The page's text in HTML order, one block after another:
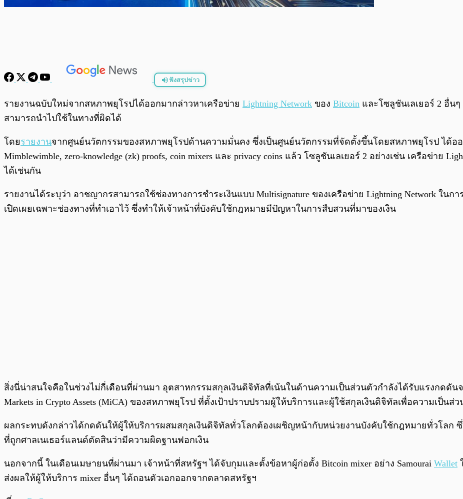
ฟังสรุปข่าว
พร้อมเล่น
รายงานฉบับใหม่จากสหภาพยุโรปได้ออกมากล่าวหาเครือข่าย Lightning Network ของ Bitcoin และโซลูชันเลเยอร์ 2 อื่น
สามารถนำไปใช้ในทางที่ผิดได้
โดยรายงานจากศูนย์นวัตกรรมของสหภาพยุโรปด้านความมั่นคง ซึ่งเป็นศูนย์นวัตกรรมที่จัดตั้งขึ้นโดยสหภาพยุโรป ได้อ
Mimblewimble, zero-knowledge (zk) proofs, coin mixers และ privacy coins แล้ว โซลูชันเลเยอร์ 2 อย่างเช่น เครือข่าย
ได้เช่นกัน
รายงานได้ระบุว่า อาชญากรสามารถใช้ช่องทางการชำระเงินแบบ Multisignature ของเครือข่าย Lightning Network ใ
เปิดเผยเฉพาะช่องทางที่ทำเอาไว้ ซึ่งทำให้เจ้าหน้าที่บังคับใช้กฎหมายมีปัญหาในการสืบสวนที่มาของเงิน
สิ่งนี่น่าสนใจคือในช่วงไม่กี่เดือนที่ผ่านมา อุตสาหกรรมสกุลเงินดิจิทัลที่เน้นในด้านความเป็นส่วนตัวกำลังได้รับแรงกดดั
Markets in Crypto Assets (MiCA) ของสหภาพยุโรป ที่ตั้งเป้าปราบปรามผู้ให้บริการและผู้ใช้สกุลเงินดิจิทัลเพื่อความเป็นส่ว
ผลกระทบดังกล่าวได้กดดันให้ผู้ให้บริการผสมสกุลเงินดิจิทัลทั่วโลกต้องเผชิญหน้ากับหน่วยงานบังคับใช้กฎหมายทั่วโลก ซึ่ง
ที่ถูกศาลเนเธอร์แลนด์ตัดสินว่ามีความผิดฐานฟอกเงิน
นอกจากนี้ ในเดือนเมษายนที่ผ่านมา เจ้าหน้าที่สหรัฐฯ ได้จับกุมและตั้งข้อหาผู้ก่อตั้ง Bitcoin mixer อย่าง Samourai Wallet
ส่งผลให้ผู้ให้บริการ mixer อื่นๆ ได้ถอนตัวเอกออกจากตลาดสหรัฐฯ